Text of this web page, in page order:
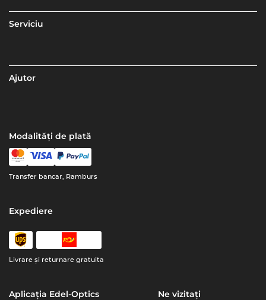
Serviciu
Ajutor
Modalități de plată
Transfer bancar, Ramburs
Expediere
Livrare şi returnare gratuita
Aplicația Edel-Optics Ne vizitați